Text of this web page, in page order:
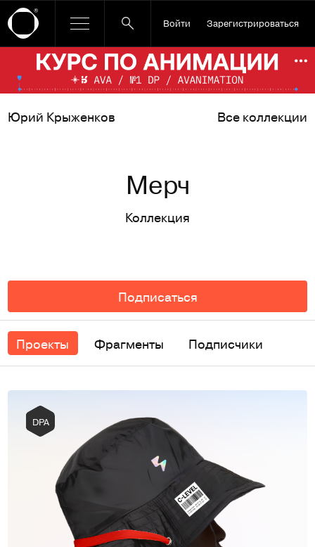
Войти Зарегистрироваться
Ссылка баннера
Юрий Крыженков Все коллекции
Мерч
Коллекция
Проекты Фрагменты Подписчики
Подписаться
DPA